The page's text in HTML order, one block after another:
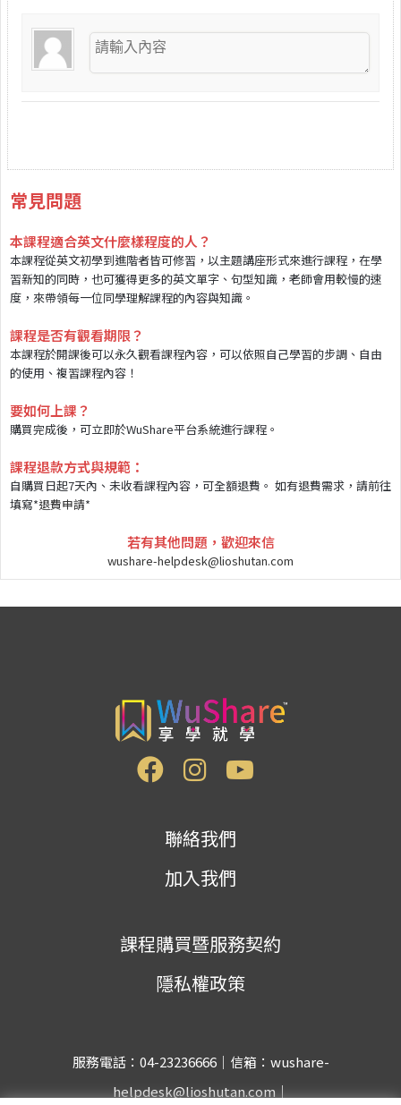
常見問題
本課程適合英文什麼樣程度的人？
本課程從英文初學到進階者皆可修習，以主題講座形式來進行課程，在學
習新知的同時，也可獲得更多的英文單字、句型知識，老師會用較慢的速
度，來帶領每一位同學理解課程的內容與知識。
課程是否有觀看期限？
本課程於開課後可以永久觀看課程內容，可以依照自己學習的步調、自由
的使用、複習課程內容！
要如何上課？
購買完成後，可立即於WuShare平台系統進行課程。
課程退款方式與規範：
自購買日起7天內、未收看課程內容，可全額退費。 如有退費需求，請前往
填寫*退費申請*
若有其他問題，歡迎來信
wushare-helpdesk@lioshutan.com
聯絡我們
加入我們
課程購買暨服務契約
隱私權政策
服務電話：04-23236666｜信箱：wushare-
helpdesk@lioshutan.com｜